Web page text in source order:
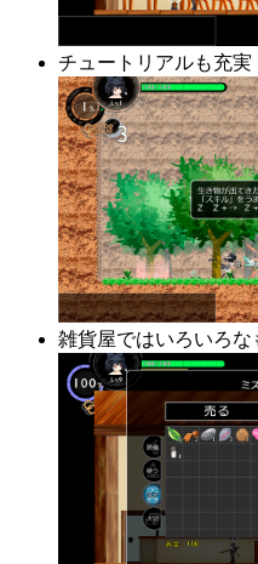
チュートリアルも充実
雑貨屋ではいろいろ